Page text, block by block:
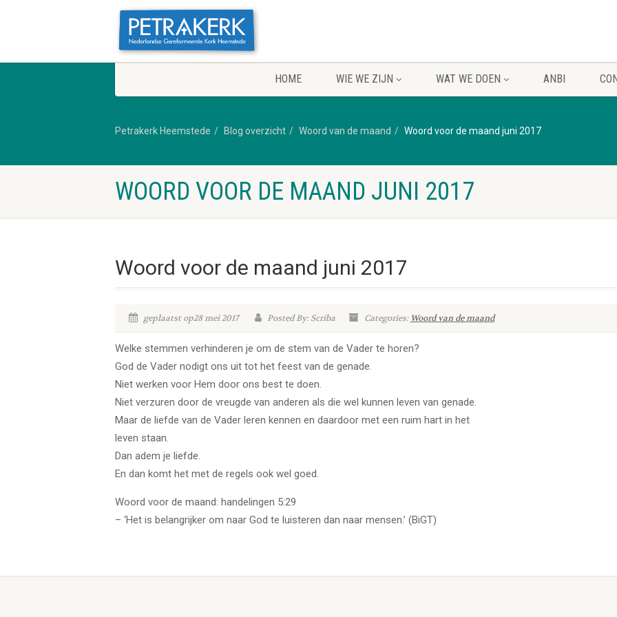
HOME WIE WE ZIJN WAT WE DOEN ANBI
Petrakerk Heemstede Blog overzicht Woord van de maand Woord voor de maand juni 2017
WOORD VOOR DE MAAND JUNI 2017
Woord voor de maand juni 2017
geplaatst op28 mei 2017 Posted By: Scriba Categories: Woord van de maand
Welke stemmen verhinderen je om de stem van de Vader te horen?
God de Vader nodigt ons uit tot het feest van de genade.
Niet werken voor Hem door ons best te doen.
Niet verzuren door de vreugde van anderen als die wel kunnen leven van genade.
Maar de liefde van de Vader leren kennen en daardoor met een ruim hart in het
leven staan.
Dan adem je liefde.
En dan komt het met de regels ook wel goed.
Woord voor de maand: handelingen 5:29
– ‘Het is belangrijker om naar God te luisteren dan naar mensen.’ (BiGT)